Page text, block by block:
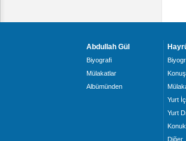
Abdullah Gül
Biyografi
Mülakatlar
Albümünden
Yurt
Yurt
Diğer